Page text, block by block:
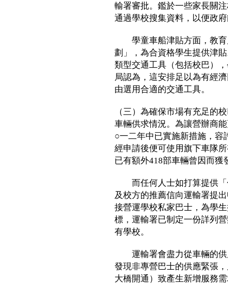
輸署審批。鑑於一些家長關
通過學校搜集資料，以便政
學童車船津貼方面，教育
劃」，為合資格學生提供津
類型交通工具（包括校巴）
局認為，這安排足以為有經
由選用合適的交通工具。
（三）為確保市場有充足的
車輛供求情況。為讓營辦商
○一二年中已實施新措施，容
經申請後便可使用旗下車隊
已有額外418部車輛曾因而獲
而任何人士如打算提供「
及校方的推薦信向運輸署提
接營運學校私家巴士，為學
標，運輸署已制定一份詳列
有學校。
運輸署會盡力從車輛的供
發現非專營巴士的供應緊張
大橋開通）致產生新增服務